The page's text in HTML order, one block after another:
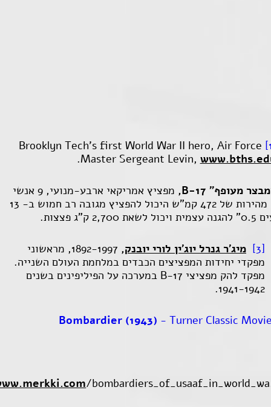
Brooklyn Tech’s first World War II hero, Air Force
Master Sergeant Levin,
.
מעופף" B-17
,
מפציץ אמריקאי ארבע-מנועי, 9 אנשי
צוות, מהירות של 472 קמ"ש היכול להפציץ מגובה רב חמוש ב- 13
ק"ג פצצות.
[3] מיג'ר גנרל יוג'ין לורי יובנק,
1892-1997, מראשוני
מפקדי יחידות המפציצים הכבדים במלחמת העולם השנייה.
מפקד להק מפציצי B-17 במערכה על הפיליפינים בשנים
1941-1942.
Bombardier (1943) - Turner Classic
/